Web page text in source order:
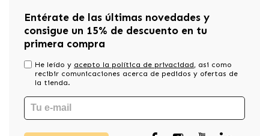
Entérate de las últimas novedades y
consigue un 15% de descuento en tu
primera compra
He leído y acepto la política de privacidad, asi como
recibir comunicaciones acerca de pedidos y ofertas de
la tienda.